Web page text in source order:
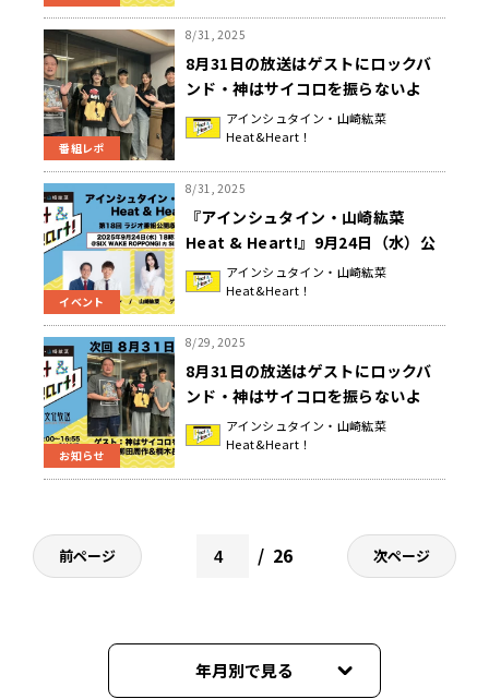
番組レポ
8/31, 2025
8月31日の放送はゲストにロックバ
ンド・神はサイコロを振らないよ
り、柳田周作さんと桐木岳貢さんが
登場！「神はサイコロを振らないが
ク！」『アインシュタイン・山崎紘
菜 Heat&Heart!』
アインシュタイン・山崎紘菜
Heat&Heart！
イベント
8/31, 2025
『アインシュタイン・山崎紘菜
Heat & Heart!』9月24日（水）公
開録音イベントを開催！ 話題のヒ
ールレスラー・上谷沙弥がゲストで
アインシュタイン・山崎紘菜
Heat&Heart！
お知らせ
8/29, 2025
8月31日の放送はゲストにロックバ
ンド・神はサイコロを振らないよ
り、柳田周作さんと桐木岳貢さんが
登場！『アインシュタイン・山崎紘
アインシュタイン・山崎紘菜
Heat&Heart！
前ページ 26 次ページ
年月別で見る